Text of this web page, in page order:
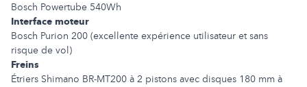
Bosch Powertube 540Wh
Interface moteur
Bosch Purion 200 (excellente expérience utilisateur et sans
risque de vol)
Freins
Étriers Shimano BR-MT200 à 2 pistons avec disques 180 mm à